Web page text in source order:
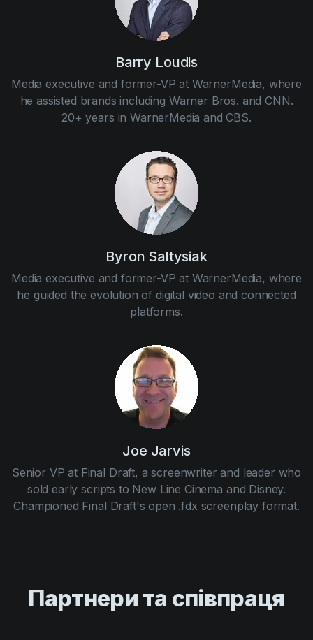
Barry Loudis
Media executive and former-VP at WarnerMedia, where
he assisted brands including Warner Bros. and CNN.
20+ years in WarnerMedia and CBS.
Byron Saltysiak
Media executive and former-VP at WarnerMedia, where
he guided the evolution of digital video and connected
platforms.
Joe Jarvis
Senior VP at Final Draft, a screenwriter and leader who
sold early scripts to New Line Cinema and Disney.
Championed Final Draft's open .fdx screenplay format.
Партнери та співпраця